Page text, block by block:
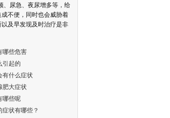
症状
状
、尿急、夜尿增多等，给
不便，同时也会威胁着
及早发现及时治疗是非
哪些危害
引起的
有什么症状
肥大症状
哪些呢
状有哪些？